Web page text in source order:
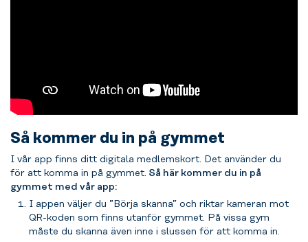
Så kommer du in på gymmet
I vår app finns ditt digitala medlemskort. Det använder du
för att komma in på gymmet. Så här kommer du in på
gymmet med vår app:
I appen väljer du ”Börja skanna” och riktar kameran mot
QR-koden som finns utanför gymmet. På vissa gym
måste du skanna även inne i slussen för att komma in.